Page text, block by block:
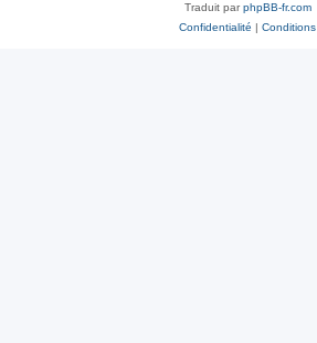
Traduit parphpBB-fr.com
Confidentialité | Conditions